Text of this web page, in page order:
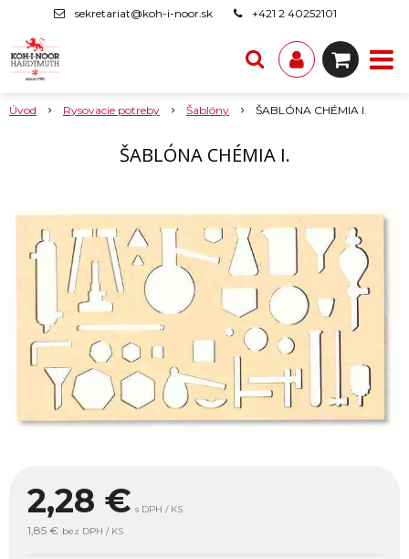
sekretariat@koh-i-noor.sk +421 2 40252101
Úvod Rysovacie potreby Šablóny ŠABLÓNA CHÉMIA I.
ŠABLÓNA CHÉMIA I.
2,28 € s DPH / KS
1,85 € bez DPH / KS